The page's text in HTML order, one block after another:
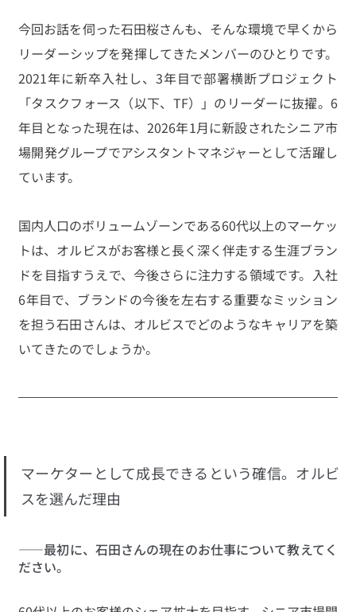
今回お話を伺った石田桜さんも、そんな環境で早くから
リーダーシップを発揮してきたメンバーのひとりです。
2021年に新卒入社し、3年目で部署横断プロジェクト
「タスクフォース（以下、TF）」のリーダーに抜擢。6
年目となった現在は、2026年1月に新設されたシニア市
場開発グループでアシスタントマネジャーとして活躍し
ています。
国内人口のボリュームゾーンである60代以上のマーケッ
トは、オルビスがお客様と長く深く伴走する生涯ブラン
ドを目指すうえで、今後さらに注力する領域です。入社
6年目で、ブランドの今後を左右する重要なミッション
を担う石田さんは、オルビスでどのようなキャリアを築
いてきたのでしょうか。
マーケターとして成長できるという確信。オルビ
スを選んだ理由
――最初に、石田さんの現在のお仕事について教えてく
ださい。